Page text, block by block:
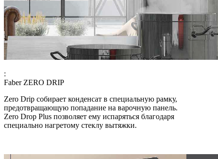
:
Faber ZERO DRIP
Zero Drip собирает конденсат в специальную рамку,
предотвращающую попадание на варочную панель.
Zero Drop Plus позволяет ему испаряться благодаря
специально нагретому стеклу вытяжки.